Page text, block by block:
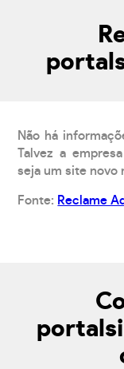
Não há
Talvez a
seja um site novo
Fonte: Reclame